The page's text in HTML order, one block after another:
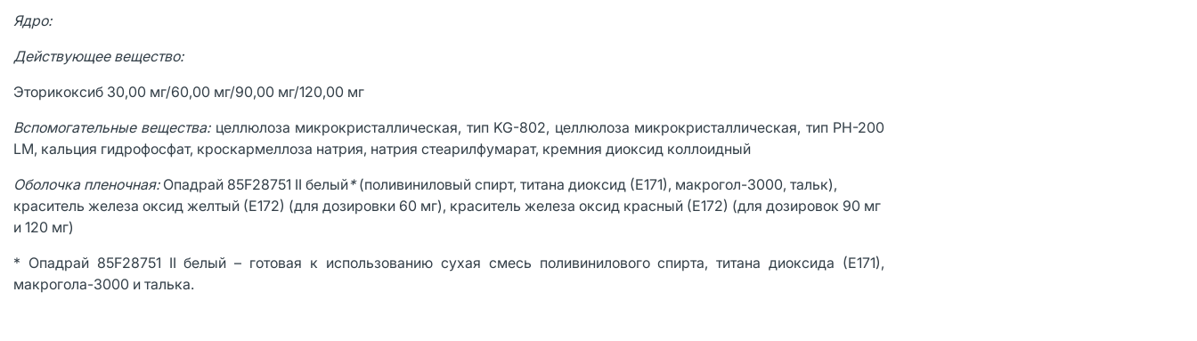
Ядро:
Действующее вещество:
Эторикоксиб 30,00 мг/60,00 мг/90,00 мг/120,00 мг
Вспомогательные вещества: целлюлоза микрокристаллическая, тип KG-802, целлюлоза микрокристаллическая, тип PH-200
LM, кальция гидрофосфат, кроскармеллоза натрия, натрия стеарилфумарат, кремния диоксид коллоидный
Оболочка пленочная: Опадрай 85F28751 II белый*(поливиниловый спирт, титана диоксид (Е171), макрогол-3000, тальк),
краситель железа оксид желтый (Е172) (для дозировки 60 мг), краситель железа оксид красный (Е172) (для дозировок 90 мг
и 120 мг)
* Опадрай 85F28751 II белый – готовая к использованию сухая смесь поливинилового спирта, титана диоксида (Е171),
макрогола-3000 и талька.